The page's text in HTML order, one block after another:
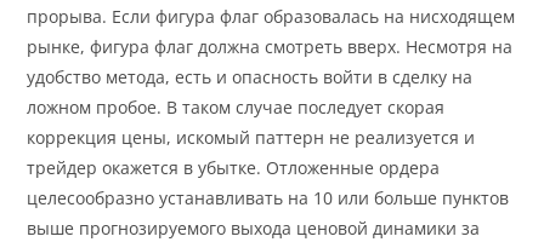
прорыва. Если фигура флаг образовалась на нисходящем
рынке, фигура флаг должна смотреть вверх. Несмотря на
удобство метода, есть и опасность войти в сделку на
ложном пробое. В таком случае последует скорая
коррекция цены, искомый паттерн не реализуется и
трейдер окажется в убытке. Отложенные ордера
целесообразно устанавливать на 10 или больше пунктов
выше прогнозируемого выхода ценовой динамики за